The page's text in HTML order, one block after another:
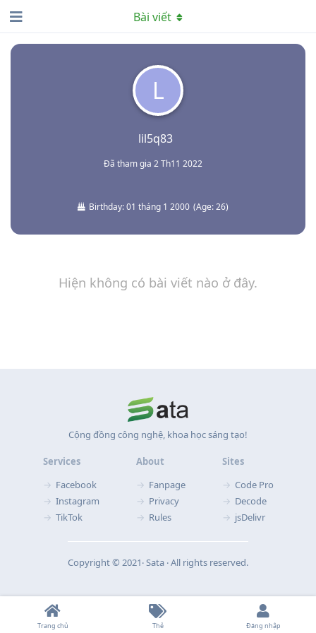
L
lil5q83
Đã tham gia 2 Th11 2022
Birthday:01 tháng 1 2000 (Age:26)
Bài viết
Hiện không có bài viết nào ở đây.
Cộng đồng công nghệ, khoa học sáng tạo!
Services
Facebook
Instagram
TikTok
About
Fanpage
Privacy
Rules
Sites
Code Pro
Decode
jsDelivr
Copyright © 2021‧ Sata ‧ All rights reserved.
Trang chủ Thẻ Đăng nhập